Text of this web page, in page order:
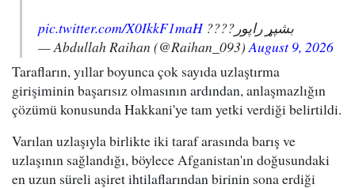
بشپړ راپور????pic.twitter.com/X0IkkF1maH
— Abdullah Raihan (@Raihan_093) August 9, 2026
Tarafların, yıllar boyunca çok sayıda uzlaştırma
girişiminin başarısız olmasının ardından, anlaşmazlığın
çözümü konusunda Hakkani'ye tam yetki verdiği belirtildi.
Varılan uzlaşıyla birlikte iki taraf arasında barış ve
uzlaşının sağlandığı, böylece Afganistan'ın doğusundaki
en uzun süreli aşiret ihtilaflarından birinin sona erdiği